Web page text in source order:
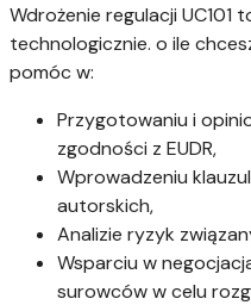
Wdrożenie regulacji UC101
technologicznie. o ile
pomóc w:
Przygotowaniu i
zgodności z EUDR,
Wprowadzeniu
autorskich,
Analizie ryzyk
Wsparciu w
surowców w celu